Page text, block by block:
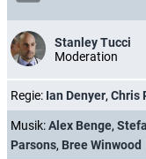
Stanley Tucci
Moderation
Regie: Ian Denyer, Chris
Musik:Alex Benge,
Parsons, Bree Winwood